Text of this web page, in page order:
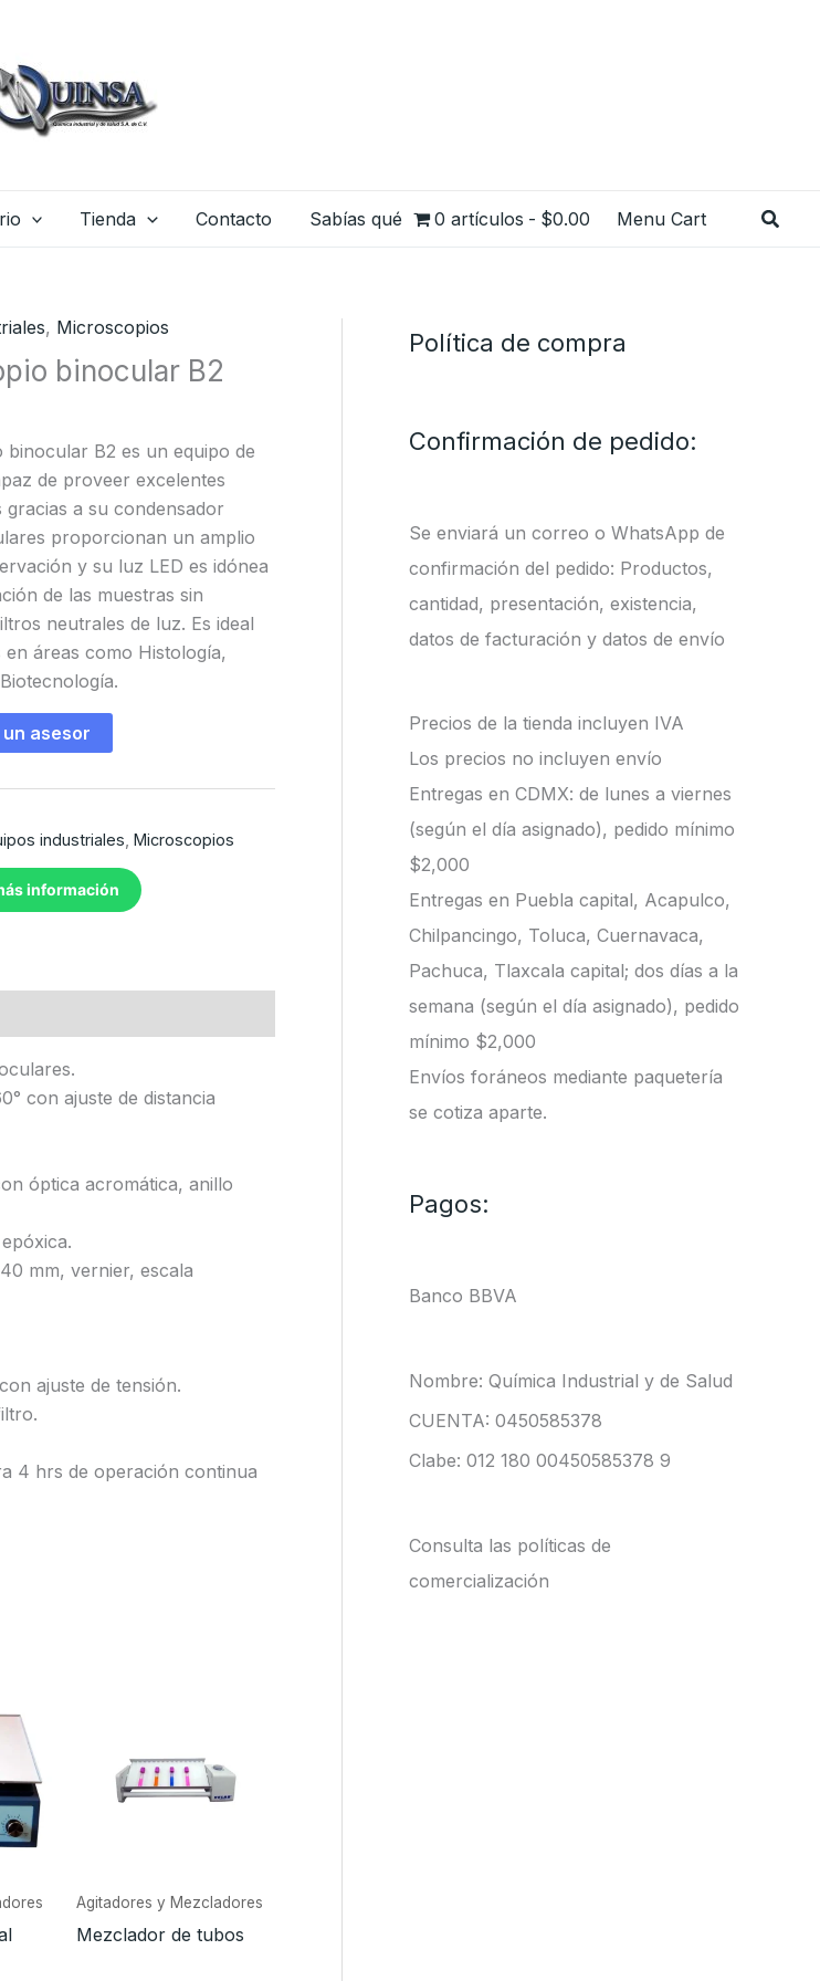
Tienda Contacto Sabías qué 0 artículos $0.00 Menu Cart
, Microscopios
binocular B2
binocular B2 es un equipo de
de proveer excelentes
gracias a su condensador
proporcionan un amplio
y su luz LED es idónea
de las muestras sin
neutrales de luz. Es ideal
áreas como Histología,
asesor
industriales Microscopios
información
con ajuste de distancia
óptica acromática, anillo
mm, vernier, escala
ajuste de tensión.
4 hrs de operación continua
Agitadores y Mezcladores
Mezclador de tubos
Política de compra
Confirmación de pedido:
Se enviará un correo o WhatsApp de
confirmación del pedido: Productos,
cantidad, presentación, existencia,
datos de facturación y datos de envío
Precios de la tienda incluyen IVA
Los precios no incluyen envío
Entregas en CDMX: de lunes a viernes
(según el día asignado), pedido mínimo
$2,000
Entregas en Puebla capital, Acapulco,
Chilpancingo, Toluca, Cuernavaca,
Pachuca, Tlaxcala capital; dos días a la
semana (según el día asignado), pedido
mínimo $2,000
Envíos foráneos mediante paquetería
se cotiza aparte.
Pagos:
Banco BBVA
Nombre: Química Industrial y de Salud
CUENTA: 0450585378
Clabe: 012 180 00450585378 9
Consulta las políticas de
comercialización